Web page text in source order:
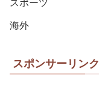
スポーツ
海外
スポンサーリンク